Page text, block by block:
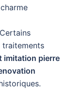
traitements
imitation pierre